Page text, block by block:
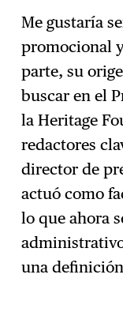
Me gustaría
promocional
parte, su
buscar en el
la Heritage
redactores
director de
actuó como
lo que ahora
una